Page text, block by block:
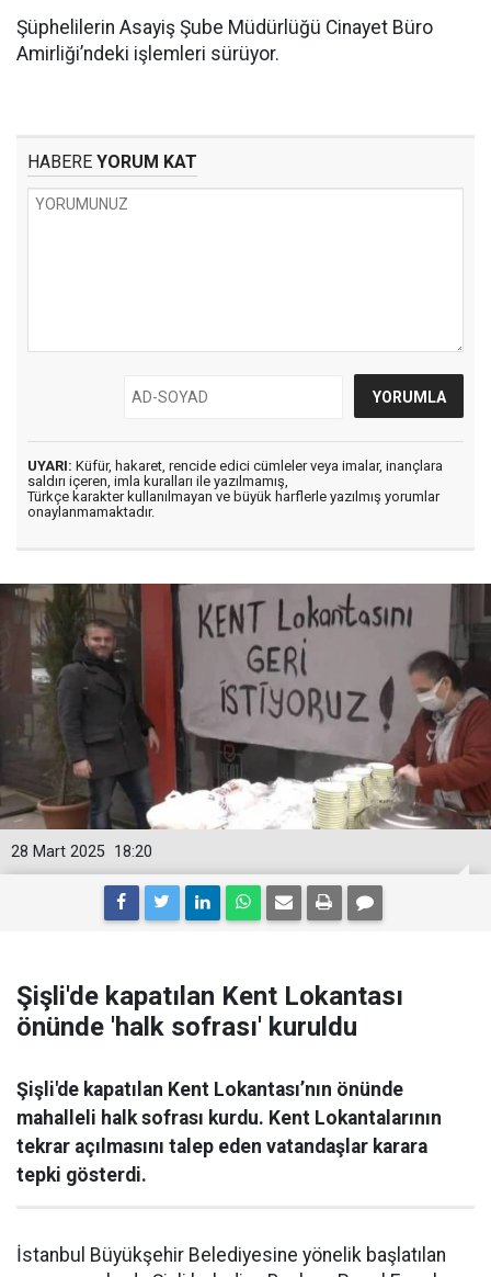
Şüphelilerin Asayiş Şube Müdürlüğü Cinayet Büro
Amirliği’ndeki işlemleri sürüyor.
HABERE YORUM KAT
UYARI: Küfür, hakaret, rencide edici cümleler veya imalar, inançlara
saldırı içeren, imla kuralları ile yazılmamış,
Türkçe karakter kullanılmayan ve büyük harflerle yazılmış yorumlar
onaylanmamaktadır.
18:20
28 Mart 2025
Şişli'de kapatılan Kent Lokantası
önünde 'halk sofrası' kuruldu
Şişli'de kapatılan Kent Lokantası’nın önünde
mahalleli halk sofrası kurdu. Kent Lokantalarının
tekrar açılmasını talep eden vatandaşlar karara
tepki gösterdi.
İstanbul Büyükşehir Belediyesine yönelik başlatılan